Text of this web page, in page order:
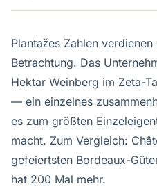
Plantažes Zahlen
Betrachtung. Das
Hektar Weinberg im Zeta-
— ein einzelnes
es zum größten
macht. Zum Vergleich:
gefeiertsten Bordeaux-
hat 200 Mal mehr.